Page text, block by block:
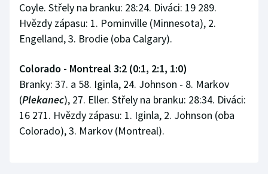
Coyle. Střely na branku: 28:24. Diváci: 19 289.
Hvězdy zápasu: 1. Pominville (Minnesota), 2.
Engelland, 3. Brodie (oba Calgary).
Colorado - Montreal 3:2 (0:1, 2:1, 1:0)
Branky: 37. a 58. Iginla, 24. Johnson - 8. Markov
(Plekanec), 27. Eller. Střely na branku: 28:34. Diváci:
16 271. Hvězdy zápasu: 1. Iginla, 2. Johnson (oba
Colorado), 3. Markov (Montreal).